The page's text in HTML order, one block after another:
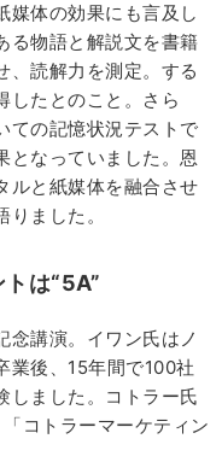
媒体の効果にも言及し
る物語と解説文を書籍
、読解力を測定。する
したとのこと。さら
ての記憶状況テストで
となっていました。恩
ルと紙媒体を融合させ
ました。
は“5A”
念講演。イワン氏はノ
業後、15年間で100社
しました。コトラー氏
コトラーマーケティン